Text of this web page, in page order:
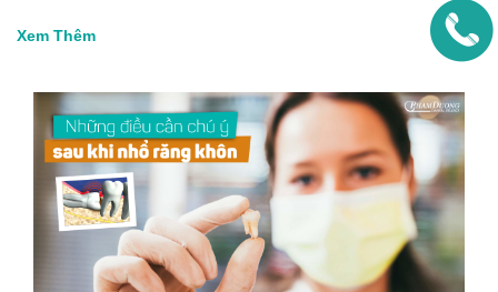
Xem Thêm